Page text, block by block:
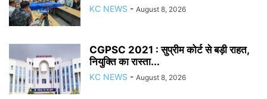
KC NEWS - August 8, 2026
CGPSC 2021 : सुप्रीम कोर्ट से बड़ी राहत,
नियुक्ति का रास्ता...
KC NEWS - August 8, 2026